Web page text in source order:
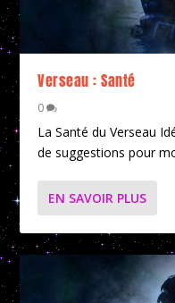
Verseau : Santé
0
La Santé du Verseau
de suggestions pour
EN SAVOIR PLUS